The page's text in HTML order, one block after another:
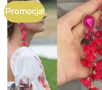
Promocja!